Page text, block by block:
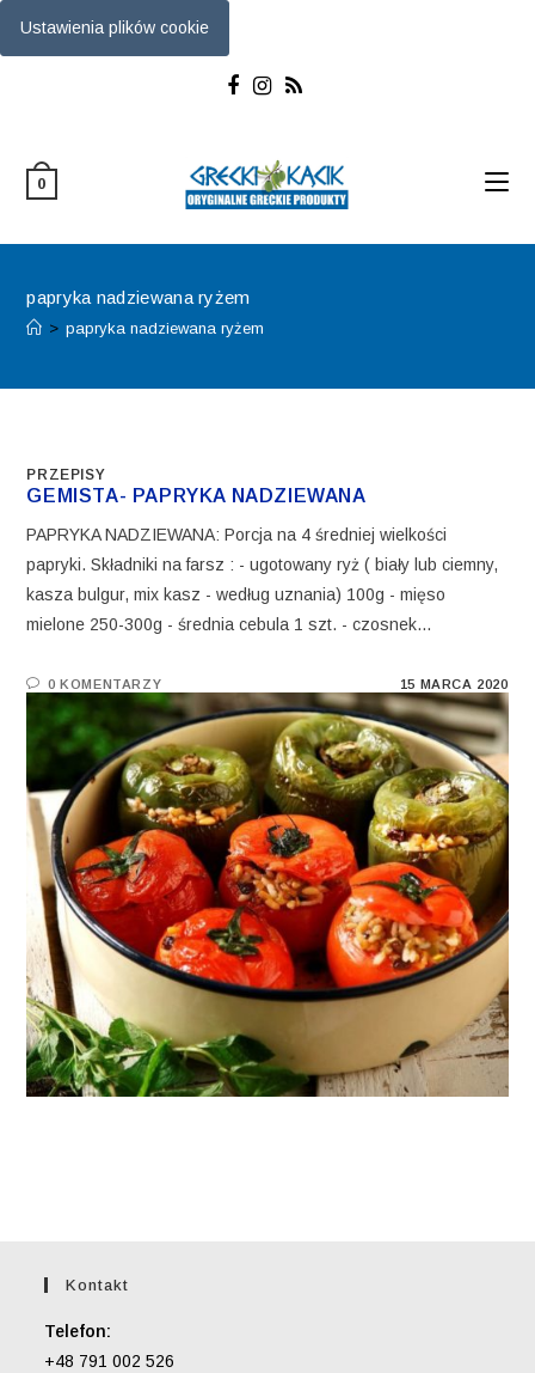
Ustawienia plików cookie
0
papryka nadziewana ryżem
> papryka nadziewana ryżem
PRZEPISY
GEMISTA- PAPRYKA NADZIEWANA
PAPRYKA NADZIEWANA: Porcja na 4 średniej wielkości
papryki. Składniki na farsz : - ugotowany ryż ( biały lub ciemny,
kasza bulgur, mix kasz - według uznania) 100g - mięso
mielone 250-300g - średnia cebula 1 szt. - czosnek…
0 KOMENTARZY 15 MARCA 2020
Kontakt
Telefon:
+48 791 002 526